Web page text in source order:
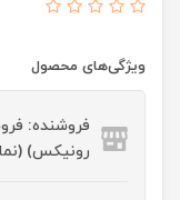
ویژگی‌های محصول
فروشنده:
رونیکس)